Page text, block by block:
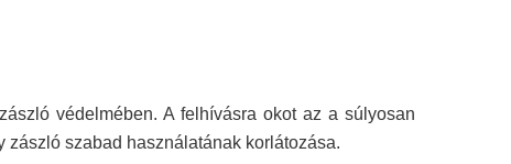
védelmében. A felhívásra okot az a súlyosan
szabad használatának korlátozása.